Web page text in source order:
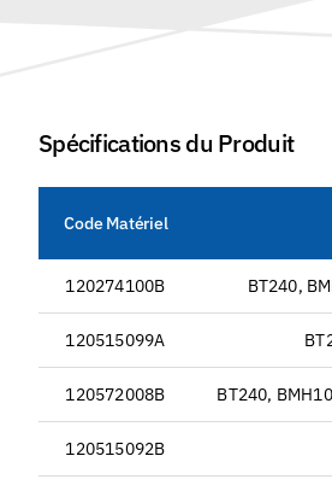
Spécifications du Produit
Code Matériel
120274100B BT240,
120515099A
120572008B BT240,
120515092B